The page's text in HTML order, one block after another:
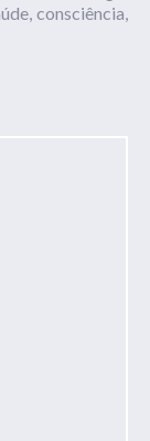
consciência,